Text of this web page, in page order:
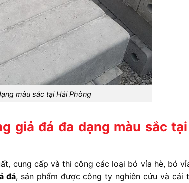
màu sắc tại Hải Phòng
giả đá đa dạng màu sắc
cung cấp và thi côngcác loại bó vỉa hè, bó
đá, sản phẩm đượccôngty nghiêncứuvàcải